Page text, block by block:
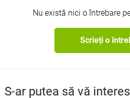
Nu există nici o întrebare
Scrieți o
S-ar putea să vă